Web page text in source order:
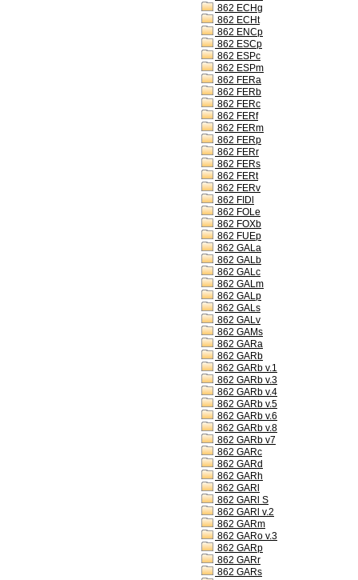
862 ECHg
862 ECHt
862 ENCp
862 ESCp
862 ESPc
862 ESPm
862 FERa
862 FERb
862 FERc
862 FERf
862 FERm
862 FERp
862 FERr
862 FERs
862 FERt
862 FERv
862 FIDl
862 FOLe
862 FOXb
862 FUEp
862 GALa
862 GALb
862 GALc
862 GALm
862 GALp
862 GALs
862 GALv
862 GAMs
862 GARa
862 GARb
862 GARb v.1
862 GARb v.3
862 GARb v.4
862 GARb v.5
862 GARb v.6
862 GARb v.8
862 GARb v7
862 GARc
862 GARd
862 GARh
862 GARl
862 GARl S
862 GARl v.2
862 GARm
862 GARo v.3
862 GARp
862 GARr
862 GARs